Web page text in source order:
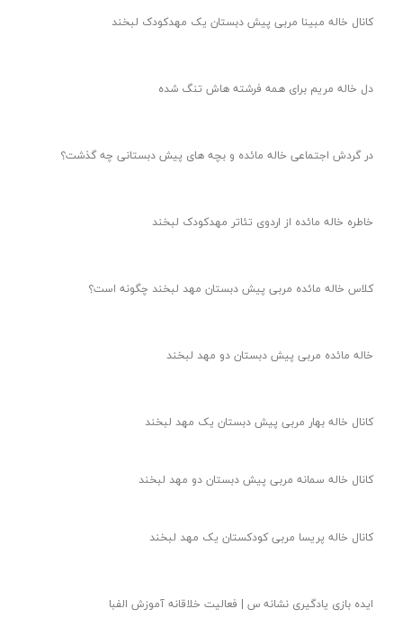
کانال خاله مبینا مربی پیش دبستان یک مهدکودک لبخند
دل خاله مریم برای همه فرشته هاش تنگ شده
در گردش اجتماعی خاله مائده و بچه های پیش دبستانی چه گذشت؟
خاطره خاله مائده از اردوی تئاتر مهدکودک لبخند
کلاس خاله مائده مربی پیش دبستان مهد لبخند چگونه است؟
خاله مائده مربی پیش دبستان دو مهد لبخند
کانال خاله بهار مربی پیش دبستان یک مهد لبخند
کانال خاله سمانه مربی پیش دبستان دو مهد لبخند
کانال خاله پریسا مربی کودکستان یک مهد لبخند
ایده بازی یادگیری نشانه س | فعالیت خلاقانه آموزش الفبا